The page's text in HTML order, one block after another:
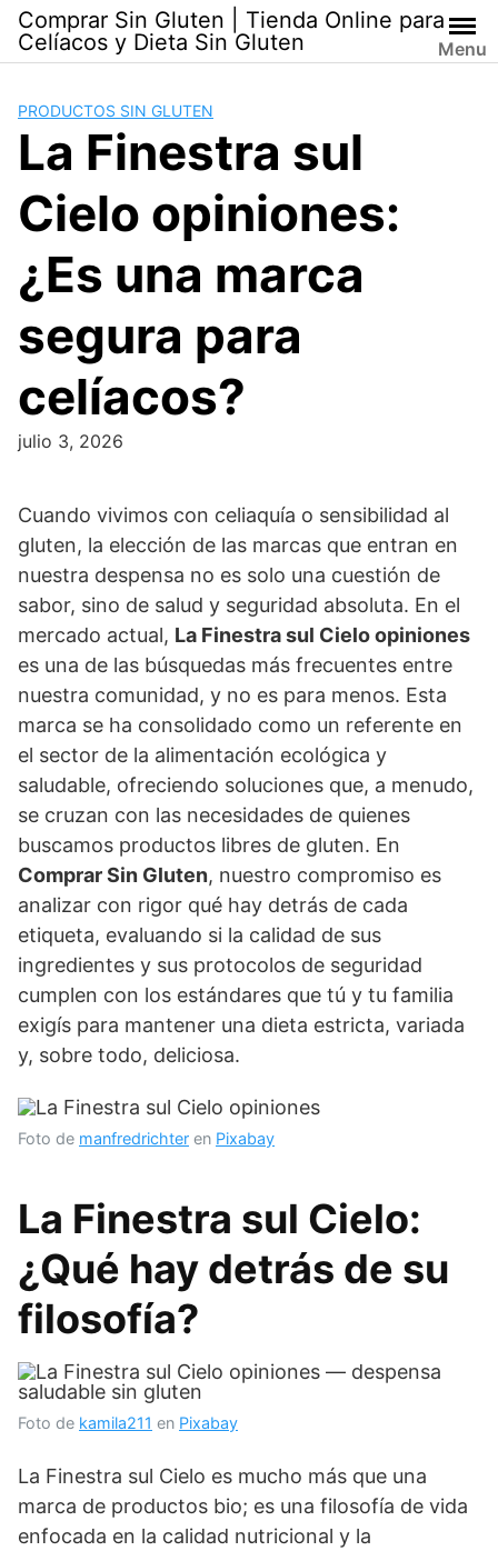
Skip
content
Comprar Sin Gluten | Tienda Online para
Celíacos y Dieta Sin Gluten
Menu
PRODUCTOS SIN GLUTEN
La Finestra sul
Cielo opiniones:
¿Es una marca
segura para
celíacos?
julio 3, 2026
Cuando vivimos con celiaquía o sensibilidad al
gluten, la elección de las marcas que entran en
nuestra despensa no es solo una cuestión de
sabor, sino de salud y seguridad absoluta. En el
mercado actual, La Finestra sul Cielo opiniones
es una de las búsquedas más frecuentes entre
nuestra comunidad, y no es para menos. Esta
marca se ha consolidado como un referente en
el sector de la alimentación ecológica y
saludable, ofreciendo soluciones que, a menudo,
se cruzan con las necesidades de quienes
buscamos productos libres de gluten. En
Comprar Sin Gluten, nuestro compromiso es
analizar con rigor qué hay detrás de cada
etiqueta, evaluando si la calidad de sus
ingredientes y sus protocolos de seguridad
cumplen con los estándares que tú y tu familia
exigís para mantener una dieta estricta, variada
y, sobre todo, deliciosa.
Foto de manfredrichter en Pixabay
La Finestra sul Cielo:
¿Qué hay detrás de su
filosofía?
Foto de kamila211 en Pixabay
La Finestra sul Cielo es mucho más que una
marca de productos bio; es una filosofía de vida
enfocada en la calidad nutricional y la